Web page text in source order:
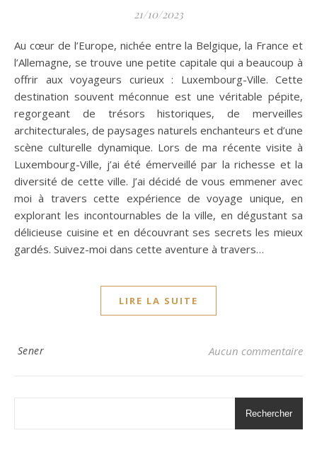
21/10/2023
Au cœur de l’Europe, nichée entre la Belgique, la France et
l’Allemagne, se trouve une petite capitale qui a beaucoup à
offrir aux voyageurs curieux : Luxembourg-Ville. Cette
destination souvent méconnue est une véritable pépite,
regorgeant de trésors historiques, de merveilles
architecturales, de paysages naturels enchanteurs et d’une
scène culturelle dynamique. Lors de ma récente visite à
Luxembourg-Ville, j’ai été émerveillé par la richesse et la
diversité de cette ville. J’ai décidé de vous emmener avec
moi à travers cette expérience de voyage unique, en
explorant les incontournables de la ville, en dégustant sa
délicieuse cuisine et en découvrant ses secrets les mieux
gardés. Suivez-moi dans cette aventure à travers…
LIRE LA SUITE
Sener Aucun commentaire
Rechercher